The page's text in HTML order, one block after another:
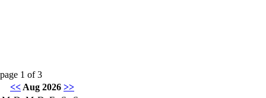
page 1 of3
<< Aug 2026 >>